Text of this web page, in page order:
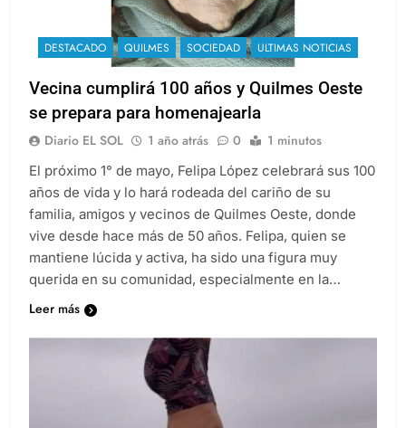
DESTACADO QUILMES SOCIEDAD ULTIMAS NOTICIAS
Vecina cumplirá 100 años y Quilmes Oeste
se prepara para homenajearla
Diario EL SOL 1 año atrás 0 1 minutos
El próximo 1° de mayo, Felipa López celebrará sus 100
años de vida y lo hará rodeada del cariño de su
familia, amigos y vecinos de Quilmes Oeste, donde
vive desde hace más de 50 años. Felipa, quien se
mantiene lúcida y activa, ha sido una figura muy
querida en su comunidad, especialmente en la…
Leer más